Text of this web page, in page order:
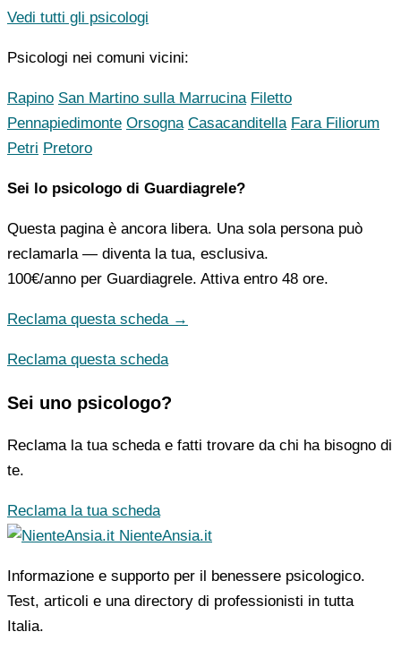
Vedi tutti gli psicologi
Psicologi nei comuni vicini:
Rapino San Martino sulla Marrucina Filetto
Pennapiedimonte Orsogna Casacanditella Fara Filiorum
Petri Pretoro
Sei lo psicologo di Guardiagrele?
Questa pagina è ancora libera. Una sola persona può
reclamarla — diventa la tua, esclusiva.
100€/anno per Guardiagrele. Attiva entro 48 ore.
Reclama questa scheda →
Reclama questa scheda
Sei uno psicologo?
Reclama la tua scheda e fatti trovare da chi ha bisogno di
te.
Reclama la tua scheda
NienteAnsia.it
Informazione e supporto per il benessere psicologico.
Test, articoli e una directory di professionisti in tutta
Italia.